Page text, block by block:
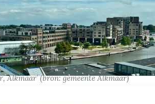
Alkmaar’(bron: gemeente Alkmaar)